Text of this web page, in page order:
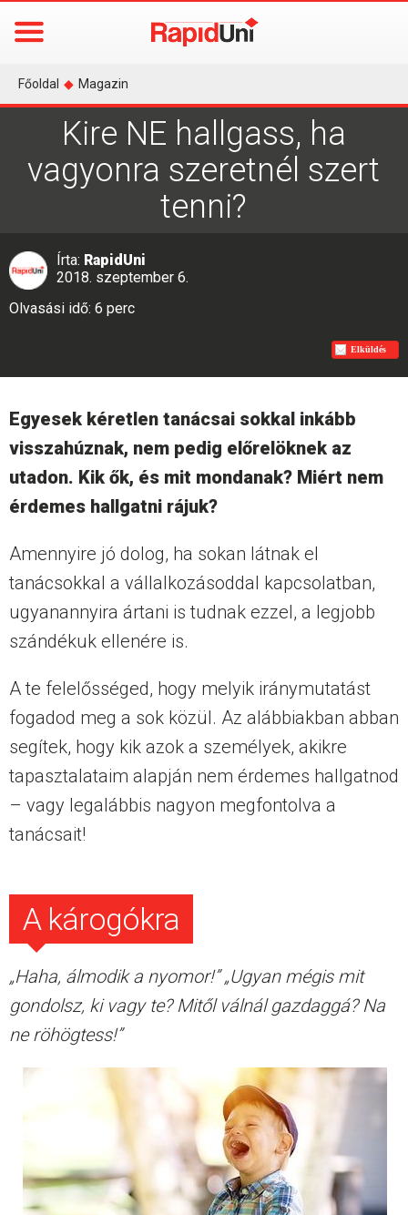
Főoldal ◆ Magazin
Kire NE hallgass, ha
vagyonra szeretnél szert
tenni?
Írta: RapidUni
2018. szeptember 6.
Olvasási idő: 6 perc
Elküldés
Egyesek kéretlen tanácsai sokkal inkább
visszahúznak, nem pedig előrelöknek az
utadon. Kik ők, és mit mondanak? Miért nem
érdemes hallgatni rájuk?
Amennyire jó dolog, ha sokan látnak el
tanácsokkal a vállalkozásoddal kapcsolatban,
ugyanannyira ártani is tudnak ezzel, a legjobb
szándékuk ellenére is.
A te felelősséged, hogy melyik iránymutatást
fogadod meg a sok közül. Az alábbiakban abban
segítek, hogy kik azok a személyek, akikre
tapasztalataim alapján nem érdemes hallgatnod
– vagy legalábbis nagyon megfontolva a
tanácsait!
A károgókra
„Haha, álmodik a nyomor!” „Ugyan mégis mit
gondolsz, ki vagy te? Mitől válnál gazdaggá? Na
ne röhögtess!”